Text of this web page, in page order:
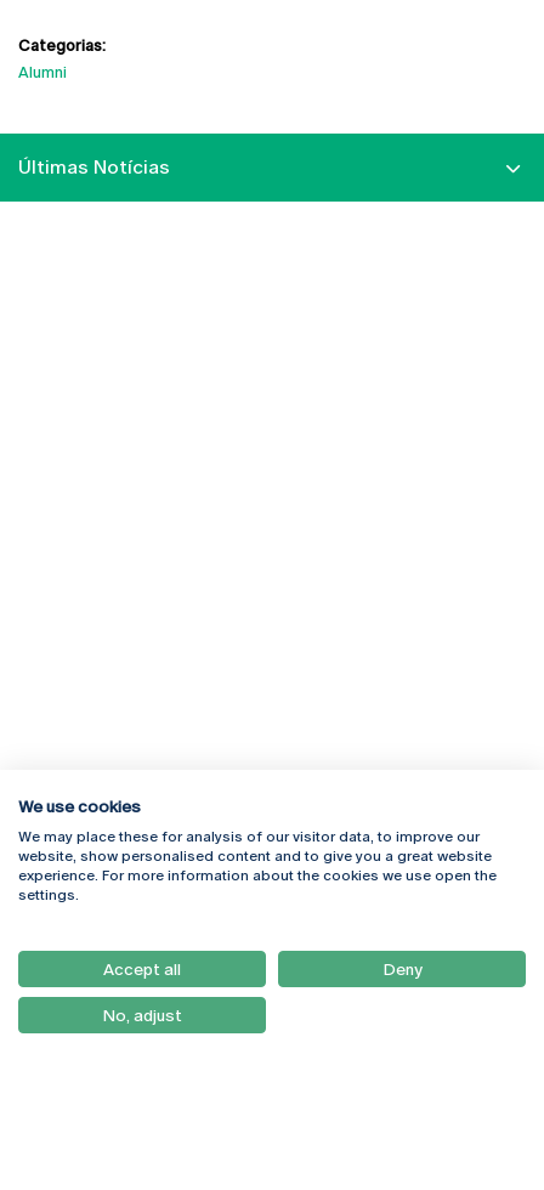
Categorias:
Alumni
Últimas Notícias
Rua Diogo Botelho 1327
4169-005 Porto
+351 226 196 240
Campus Online
Webmail
Como Chegar
Newsletter
We use cookies
We may place these for analysis of our visitor data, to improve our
website, show personalised content and to give you a great website
experience. For more information about the cookies we use open the
settings.
Accept all Deny
No, adjust